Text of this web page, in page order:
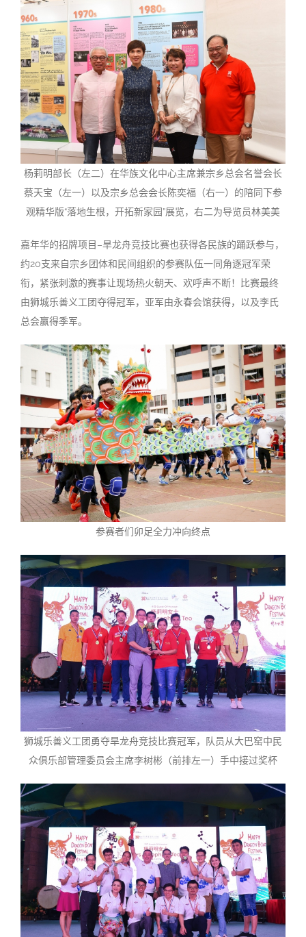
杨莉明部长（左二）在华族文化中心主席兼宗乡总会名誉会长
蔡天宝（左一）以及宗乡总会会长陈奕福（右一）的陪同下参
观精华版“落地生根，开拓新家园”展览，右二为导览员林美美
嘉年华的招牌项目–旱龙舟竞技比赛也获得各民族的踊跃参与，
约20支来自宗乡团体和民间组织的参赛队伍一同角逐冠军荣
衔，紧张刺激的赛事让现场热火朝天、欢呼声不断！比赛最终
由狮城乐善义工团夺得冠军，亚军由永春会馆获得，以及李氏
总会赢得季军。
参赛者们卯足全力冲向终点
狮城乐善义工团勇夺旱龙舟竞技比赛冠军，队员从大巴窑中民
众俱乐部管理委员会主席李树彬（前排左一）手中接过奖杯